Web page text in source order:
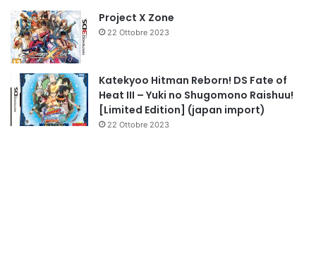
Project X Zone
22 Ottobre 2023
Katekyoo Hitman Reborn! DS Fate of
Heat III – Yuki no Shugomono Raishuu!
[Limited Edition] (japan import)
22 Ottobre 2023